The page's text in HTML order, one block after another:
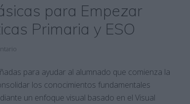
para Empezar
Primaria y ESO
para ayudar al alumnado que comienza la
los conocimientos fundamentales
un enfoque visual basado en el Visual